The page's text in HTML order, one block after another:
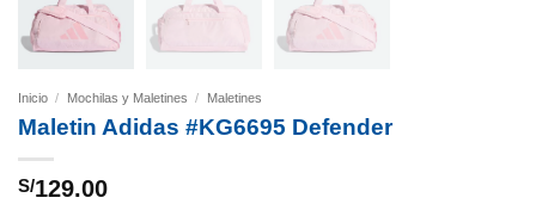
Inicio / Mochilas y Maletines / Maletines
Maletin Adidas #KG6695 Defender
S/129.00